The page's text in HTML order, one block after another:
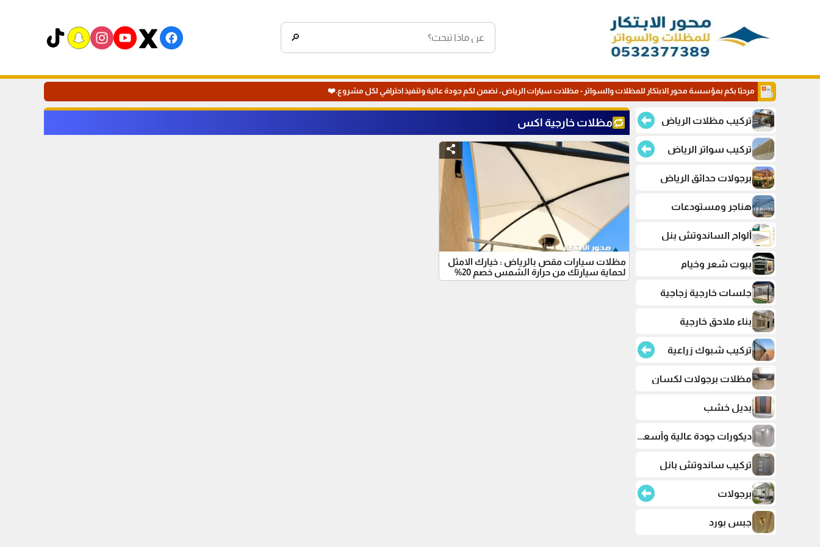
🔎
مرحبًا بكم بمؤسسة محور الابتكار للمظلات والسواتر - مظلات سيارات الرياض، نضمن لكم جودة عالية وتنفيذ احترافي لكل مشروع.❤️
تركيب مظلات الرياض
تركيب سواتر الرياض
برجولات حدائق الرياض
هناجر ومستودعات
ألواح الساندوتش بنل
بيوت شعر وخيام
جلسات خارجية زجاجية
بناء ملاحق خارجية
تركيب شبوك زراعية
مظلات برجولات لكسان
بديل خشب
ديكورات جودة عالية وأسعار تنافسية
تركيب ساندوتش بانل
برجولات
جبس بورد
مظلات خارجية اكس
مظلات سيارات مقص بالرياض : خيارك الامثل
لحماية سيارتك من حرارة الشمس خصم 20%